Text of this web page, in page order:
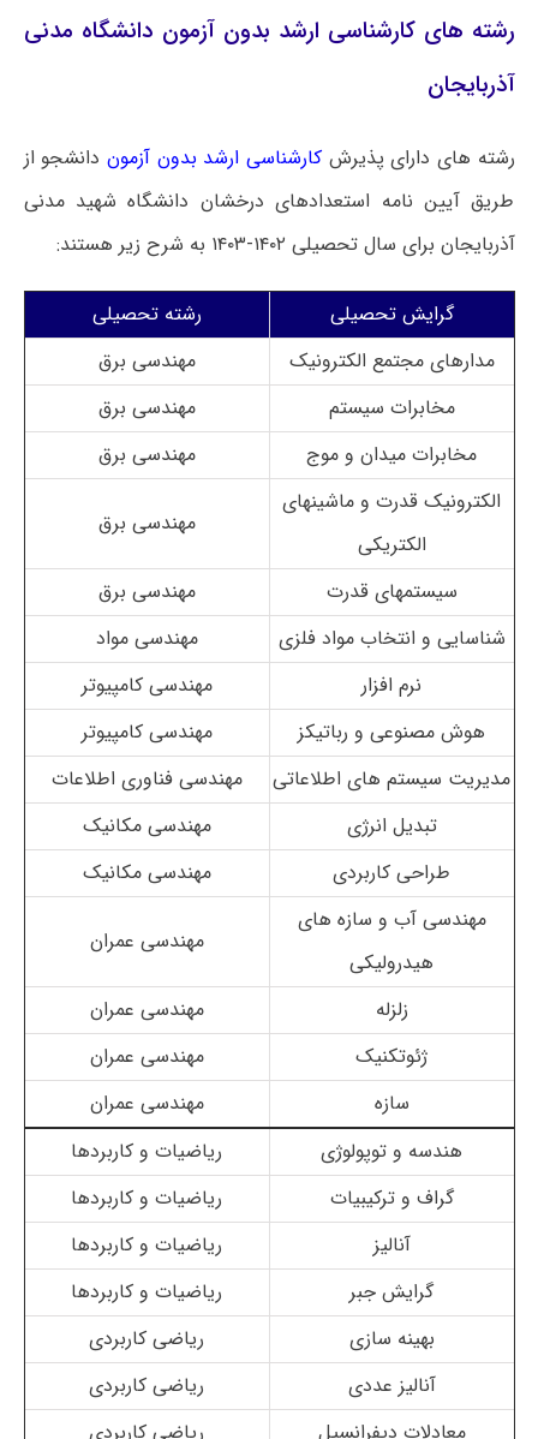
رشته های کارشناسی ارشد بدون آزمون دانشگاه مدنی
آذربایجان
رشته های دارای پذیرشکارشناسی ارشد بدون آزمون دانشجو از
طریق آیین نامه استعدادهای درخشان دانشگاه شهید مدنی
آذربایجان برای سال تحصیلی ۱۴۰۲-۱۴۰۳ به شرح زیر هستند:
گرایش تحصیلی
رشته تحصیلی
مدارهای مجتمع الکترونیک
مهندسی برق
مخابرات سیستم
مهندسی برق
مخابرات میدان و موج
مهندسی برق
الکترونیک قدرت و ماشینهای
الکتریکی
مهندسی برق
سیستمهای قدرت
مهندسی برق
شناسایی و انتخاب مواد فلزی
مهندسی مواد
نرم افزار
مهندسی کامپیوتر
هوش مصنوعی و رباتیکز
مهندسی کامپیوتر
مدیریت سیستم های اطلاعاتی
مهندسی فناوری اطلاعات
تبدیل انرژی
مهندسی مکانیک
طراحی کاربردی
مهندسی مکانیک
مهندسی آب و سازه های
هیدرولیکی
مهندسی عمران
زلزله
مهندسی عمران
ژئوتکنیک
مهندسی عمران
سازه
مهندسی عمران
هندسه و توپولوژی
ریاضیات و کاربردها
گراف و ترکیبیات
ریاضیات و کاربردها
آنالیز
ریاضیات و کاربردها
گرایش جبر
ریاضیات و کاربردها
بهینه سازی
ریاضی کاربردی
آنالیز عددی
ریاضی کاربردی
معادلات دیفرانسیل
ریاضی کاربردی